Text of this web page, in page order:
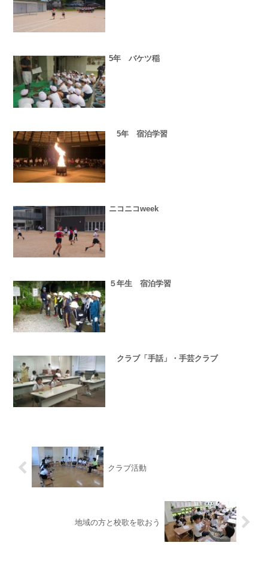
5年 バケツ稲
5年 宿泊学習
ニコニコweek
５年生 宿泊学習
クラブ「手話」・手芸クラブ
クラブ活動
地域の方と校歌を歌おう